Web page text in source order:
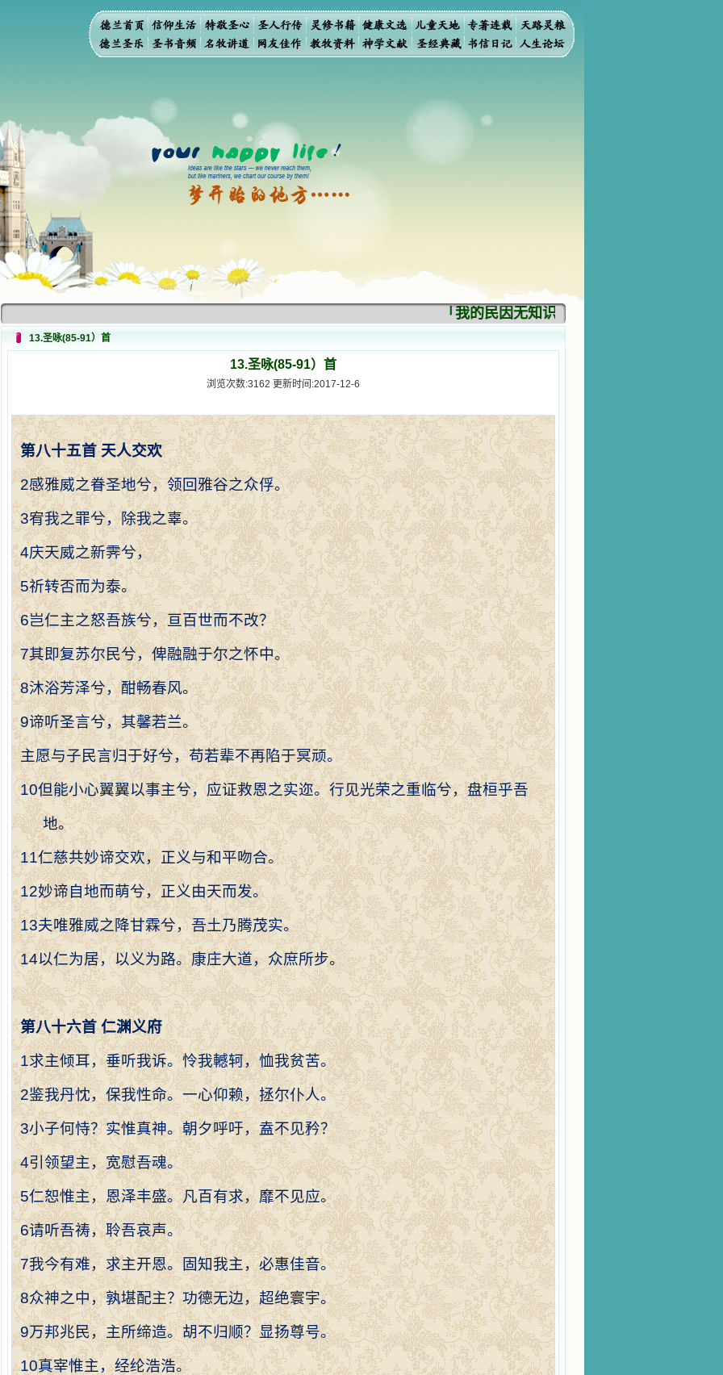
「我的民因无知识而灭亡。你弃掉知识，我也
13.圣咏(85-91）首
13.圣咏(85-91）首
浏览次数:3162 更新时间:2017-12-6
第八十五首 天人交欢
2感雅威之眷圣地兮，领回雅谷之众俘。
3宥我之罪兮，除我之辜。
4庆天威之新霁兮，
5祈转否而为泰。
6岂仁主之怒吾族兮，亘百世而不改？
7其即复苏尔民兮，俾融融于尔之怀中。
8沐浴芳泽兮，酣畅春风。
9谛听圣言兮，其馨若兰。
主愿与子民言归于好兮，苟若辈不再陷于冥顽。
10但能小心翼翼以事主兮，应证救恩之实迩。行见光荣之重临兮，盘桓乎吾
地。
11仁慈共妙谛交欢，正义与和平吻合。
12妙谛自地而萌兮，正义由天而发。
13夫唯雅威之降甘霖兮，吾土乃腾茂实。
14以仁为居，以义为路。康庄大道，众庶所步。
第八十六首 仁渊义府
1求主倾耳，垂听我诉。怜我轗轲，恤我贫苦。
2鉴我丹忱，保我性命。一心仰赖，拯尔仆人。
3小子何恃？实惟真神。朝夕呼吁，盍不见矜？
4引领望主，宽慰吾魂。
5仁恕惟主，恩泽丰盛。凡百有求，靡不见应。
6请听吾祷，聆吾哀声。
7我今有难，求主开恩。固知我主，必惠佳音。
8众神之中，孰堪配主？功德无边，超绝寰宇。
9万邦兆民，主所缔造。胡不归顺？显扬尊号。
10真宰惟主，经纶浩浩。